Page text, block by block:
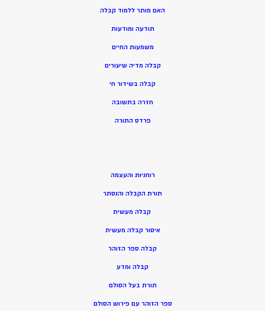
האם מותר ללמוד קבלה
תודעה ומודעות
משמעות החיים
קבלה מדיה שיעורים
קבלה בשידור חי
חזרה בתשובה
פרדס התורה
רוחניות והעצמה
תורת הקבלה והנסתר
קבלה מעשית
איסור קבלה מעשית
קבלה ספר הזוהר
קבלה ומדע
תורת בעל הסולם
ספר הזוהר עם פירוש הסולם